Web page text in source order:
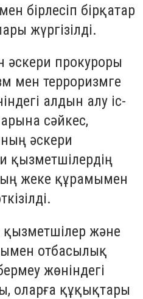
бірлесіп бірқатар
жүргізілді.
әскери прокуроры
мен терроризмге
алдын алу іс-
сәйкес,
әскери
қызметшілердің
жеке құрамымен
және
отбасылық
жөніндегі
оларға құқықтары